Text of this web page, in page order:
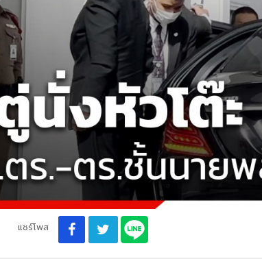
แชร์โพส